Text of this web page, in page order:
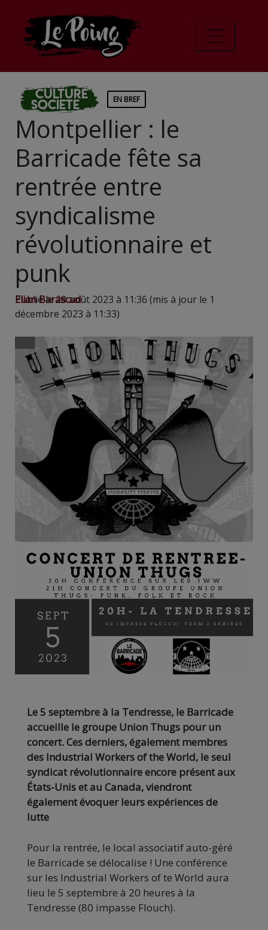
Culture
Societe EN BREF
Montpellier : le
Barricade fête sa
rentrée entre
syndicalisme
révolutionnaire et
punk
Elian Barascud
Publié le 28 août 2023 à 11:36 (mis à jour le 1
décembre 2023 à 11:33)
Le 5 septembre à la Tendresse, le Barricade
accueille le groupe Union Thugs pour un
concert. Ces derniers, également membres
des Industrial Workers of the World, le seul
syndicat révolutionnaire encore présent aux
États-Unis et au Canada, viendront
également évoquer leurs expériences de
lutte
Pour la rentrée, le local associatif auto-géré
le Barricade se délocalise ! Une conférence
sur les Industrial Workers of te World aura
lieu le 5 septembre à 20 heures à la
Tendresse (80 impasse Flouch).